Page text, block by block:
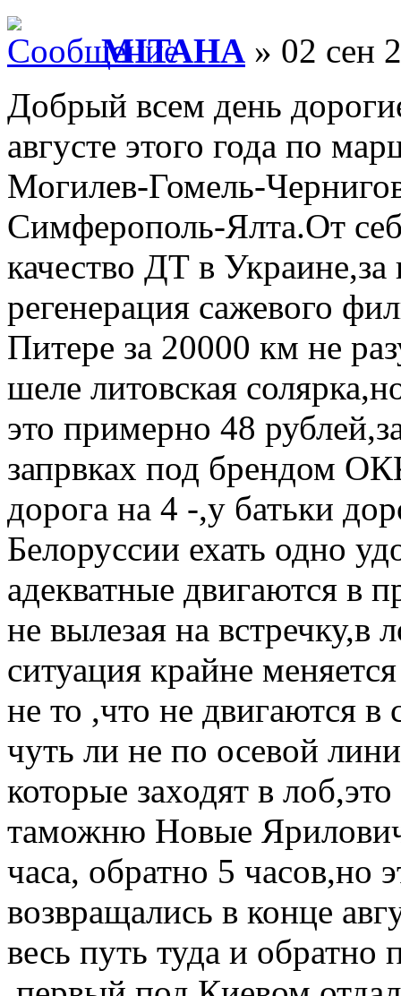
MITAHA » 02 сен
Добрый всем день
августе этого года по
Могилев-Гомель-
Симферополь-Ялта.От
качество ДТ в
регенерация сажевого
Питере за 20000 км не
шеле литовская
это примерно 48
запрвках под брендом
дорога на 4 -,у батьки
Белоруссии ехать одно
адекватные двигаются в
не вылезая на встречку,в
ситуация крайне
не то ,что не двигаются
чуть ли не по осевой
которые заходят в
таможню Новые
часа, обратно 5 часов,но
возвращались в конце
весь путь туда и обратно